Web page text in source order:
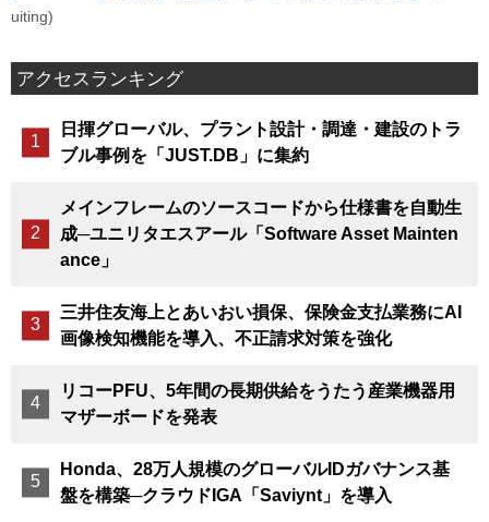
uiting)
アクセスランキング
日揮グローバル、プラント設計・調達・建設のトラ
ブル事例を「JUST.DB」に集約
メインフレームのソースコードから仕様書を自動生
成─ユニリタエスアール「Software Asset Mainten
ance」
三井住友海上とあいおい損保、保険金支払業務にAI
画像検知機能を導入、不正請求対策を強化
リコーPFU、5年間の長期供給をうたう産業機器用
マザーボードを発表
Honda、28万人規模のグローバルIDガバナンス基
盤を構築─クラウドIGA「Saviynt」を導入